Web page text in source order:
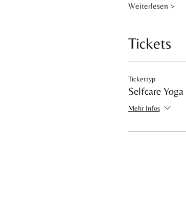
Weiterlesen >
Tickets
Tickettyp
Selfcare
Mehr Infos